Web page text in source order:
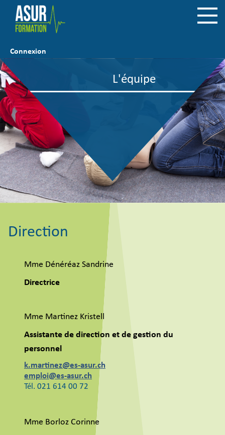
Connexion
L'équipe
Direction
Mme Dénéréaz Sandrine
Directrice
Mme Martinez Kristell
Assistante de direction et de gestion du
personnel
k.martinez@es-asur.ch
emploi@es-asur.ch
Tél. 021 614 00 72
Mme Borloz Corinne